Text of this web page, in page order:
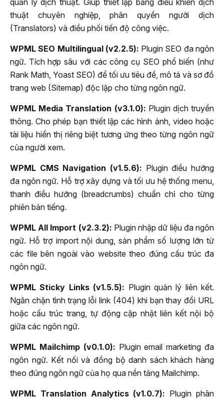
quản lý dịch thuật. Giúp thiết lập bảng điều khiển dịch
thuật chuyên nghiệp, phân quyền người dịch
(Translators) và điều phối tiến độ công việc.
WPML SEO Multilingual (v2.2.5): Plugin SEO đa ngôn
ngữ. Tích hợp sâu với các công cụ SEO phổ biến (như
Rank Math, Yoast SEO) để tối ưu tiêu đề, mô tả và sơ đồ
trang web (Sitemap) độc lập cho từng ngôn ngữ.
WPML Media Translation (v3.1.0): Plugin dịch truyền
thông. Cho phép bạn thiết lập các hình ảnh, video hoặc
tài liệu hiển thị riêng biệt tương ứng theo từng ngôn ngữ
của người xem.
WPML CMS Navigation (v1.5.6): Plugin điều hướng
đa ngôn ngữ. Hỗ trợ xây dựng và tối ưu hệ thống menu,
thanh điều hướng (breadcrumbs) chuẩn chỉ cho từng
phiên bản tiếng.
WPML All Import (v2.3.2): Plugin nhập dữ liệu đa ngôn
ngữ. Hỗ trợ import nội dung, sản phẩm số lượng lớn từ
các file bên ngoài vào website theo đúng cấu trúc đa
ngôn ngữ.
WPML Sticky Links (v1.5.5): Plugin quản lý liên kết.
Ngăn chặn tình trạng lỗi link (404) khi bạn thay đổi URL
hoặc cấu trúc trang, tự động cập nhật liên kết nội bộ
giữa các ngôn ngữ.
WPML Mailchimp (v0.1.0): Plugin email marketing đa
ngôn ngữ. Kết nối và đồng bộ danh sách khách hàng
theo đúng ngôn ngữ của họ qua nền tảng Mailchimp.
WPML Translation Analytics (v1.0.7): Plugin phân